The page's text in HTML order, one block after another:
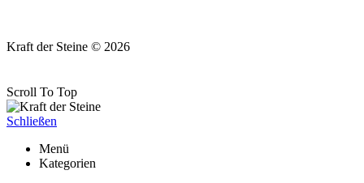
Kraft der Steine © 2026
Scroll To Top
Schließen
Menü
Kategorien